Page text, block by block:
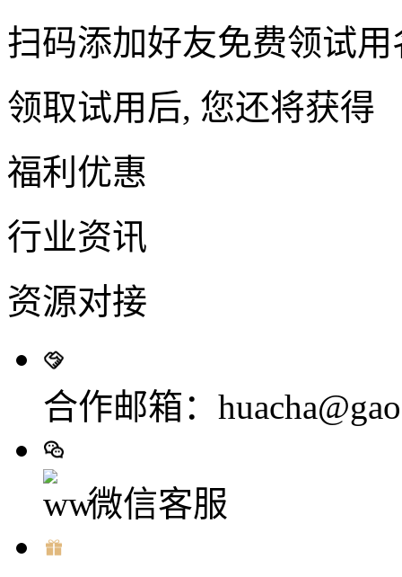
扫码添加好友免费领试用
领取试用后, 您还将获得
福利优惠
行业资讯
资源对接
合作邮箱：
微信客服